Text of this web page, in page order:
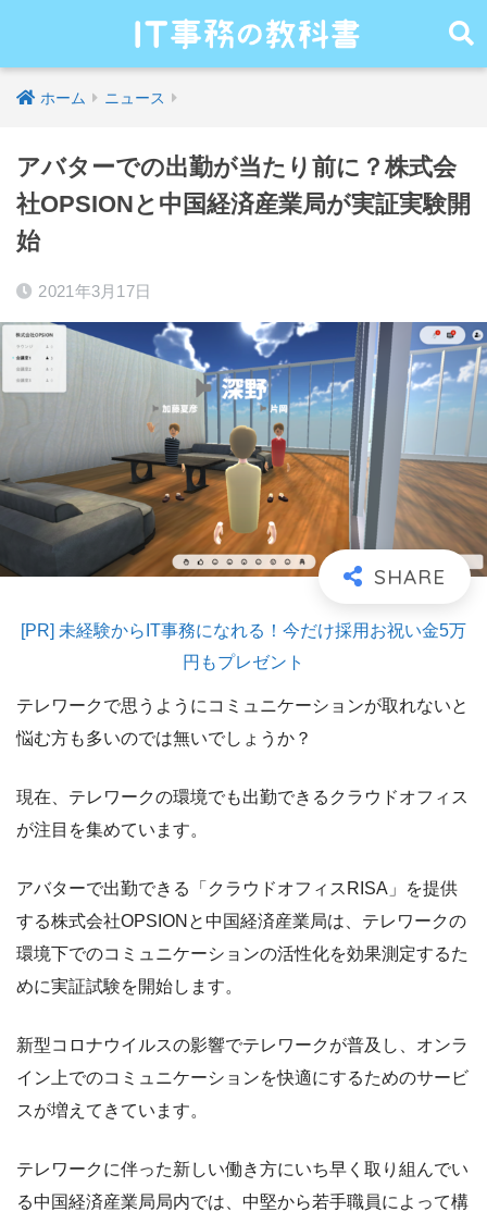
ホーム ニュース
アバターでの出勤が当たり前に？株式会
社OPSIONと中国経済産業局が実証実験開
始
2021年3月17日
[PR] 未経験からIT事務になれる！今だけ採用お祝い金5万
円もプレゼント
テレワークで思うようにコミュニケーションが取れないと
悩む方も多いのでは無いでしょうか？
現在、テレワークの環境でも出勤できるクラウドオフィス
が注目を集めています。
アバターで出勤できる「クラウドオフィスRISA」を提供
する株式会社OPSIONと中国経済産業局は、テレワークの
環境下でのコミュニケーションの活性化を効果測定するた
めに実証試験を開始します。
新型コロナウイルスの影響でテレワークが普及し、オンラ
イン上でのコミュニケーションを快適にするためのサービ
スが増えてきています。
テレワークに伴った新しい働き方にいち早く取り組んでい
る中国経済産業局局内では、中堅から若手職員によって構